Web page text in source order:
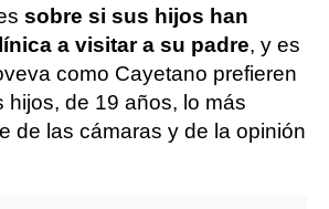
sobre si sus hijos han
a visitar a su padre, y es
como Cayetano prefieren
hijos, de 19 años, lo más
de las cámaras y de la opinión